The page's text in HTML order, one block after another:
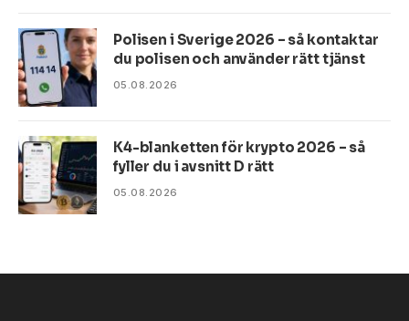
Polisen i Sverige 2026 – så kontaktar
du polisen och använder rätt tjänst
05.08.2026
K4-blanketten för krypto 2026 – så
fyller du i avsnitt D rätt
05.08.2026